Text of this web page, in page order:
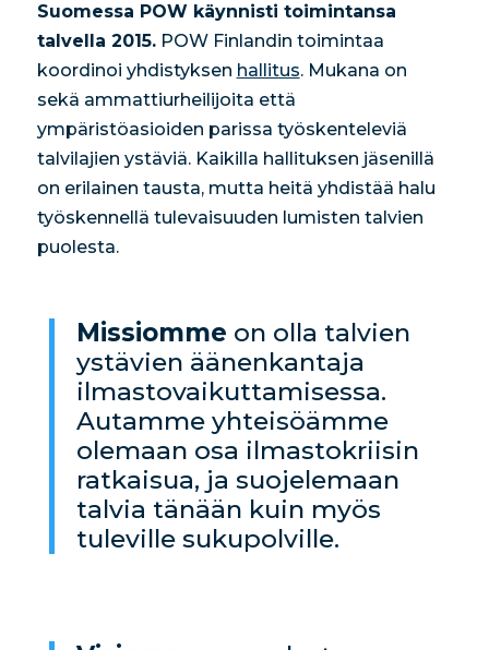
Suomessa POW käynnisti toimintansa
talvella 2015.POW Finlandin toimintaa
koordinoi yhdistyksen hallitus. Mukana on
sekä ammattiurheilijoita että
ympäristöasioiden parissa työskenteleviä
talvilajien ystäviä. Kaikilla hallituksen jäsenillä
on erilainen tausta, mutta heitä yhdistää halu
työskennellä tulevaisuuden lumisten talvien
puolesta.
Missiomme on olla talvien
ystävien äänenkantaja
ilmastovaikuttamisessa.
Autamme yhteisöämme
olemaan osa ilmastokriisin
ratkaisua, ja suojelemaan
talvia tänään kuin myös
tuleville sukupolville.